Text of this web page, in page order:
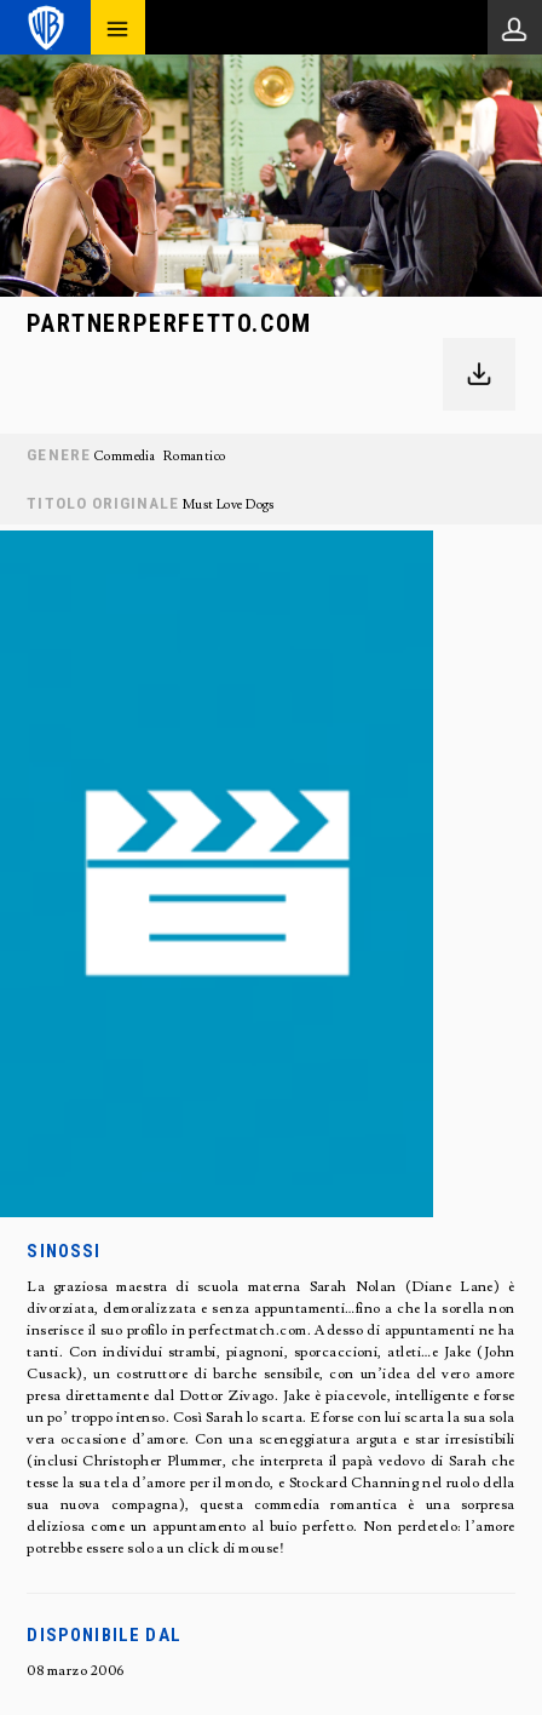
PARTNERPERFETTO.COM
GENERE Commedia Romantico
TITOLO ORIGINALE Must Love Dogs
SINOSSI
La graziosa maestra di scuola materna Sarah Nolan (Diane Lane) è
divorziata, demoralizzata e senza appuntamenti…fino a che la sorella non
inserisce il suo profilo in perfectmatch.com. Adesso di appuntamenti ne ha
tanti. Con individui strambi, piagnoni, sporcaccioni, atleti…e Jake (John
Cusack), un costruttore di barche sensibile, con un’idea del vero amore
presa direttamente dal Dottor Zivago. Jake è piacevole, intelligente e forse
un po’ troppo intenso. Così Sarah lo scarta. E forse con lui scarta la sua sola
vera occasione d’amore. Con una sceneggiatura arguta e star irresistibili
(inclusi Christopher Plummer, che interpreta il papà vedovo di Sarah che
tesse la sua tela d’amore per il mondo, e Stockard Channing nel ruolo della
sua nuova compagna), questa commedia romantica è una sorpresa
deliziosa come un appuntamento al buio perfetto. Non perdetelo: l’amore
potrebbe essere solo a un click di mouse!
DISPONIBILE DAL
08 marzo 2006